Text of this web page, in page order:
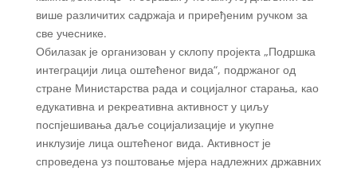
више различитих садржаја и приређеним ручком за
све учеснике.
Обилазак је организован у склопу пројекта „Подршка
интеграцији лица оштећеног вида“, подржаног од
стране Министарства рада и социјалног старања, као
едукативна и рекреативна активност у циљу
поспјешивања даље социјализације и укупне
инклузије лица оштећеног вида. Активност је
спроведена уз поштовање мјера надлежних државних